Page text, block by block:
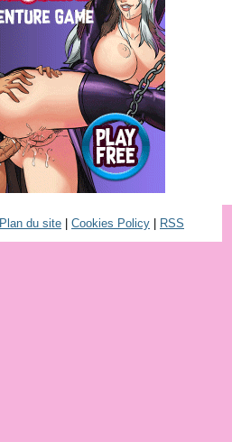
Plan du site Cookies Policy RSS